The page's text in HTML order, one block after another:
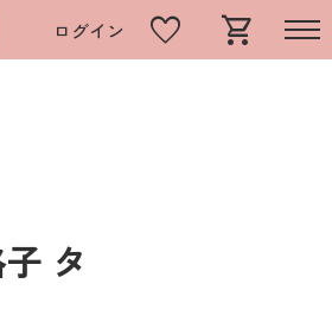
ログイン favorite shopping_cart
タ